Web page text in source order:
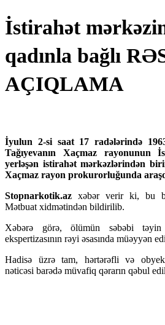
İstirahət
qadınla bağlı
AÇIQLAMA
İyulun 2-si saat 17 radələrində
Tağıyevanın Xaçmaz rayonunun
yerləşən istirahət mərkəzlərindən
Xaçmaz rayon prokurorluğunda
Stopnarkotik.az xəbər verir ki, bu
Mətbuat xidmətindən bildirilib.
Xəbərə görə, ölümün səbəbi təyin
ekspertizasının rəyi əsasında müəyyən
Hadisə üzrə tam, hərtərəfli və
nəticəsi barədə müvafiq qərarın qəbul